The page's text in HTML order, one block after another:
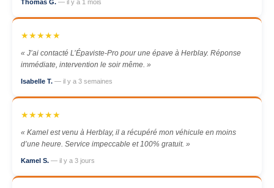
Thomas G. — il y a 1 mois
★★★★★
« J’ai contacté L’Épaviste-Pro pour une épave à Herblay. Réponse
immédiate, intervention le soir même. »
Isabelle T. — il y a 3 semaines
★★★★★
« Kamel est venu à Herblay, il a récupéré mon véhicule en moins
d’une heure. Service impeccable et 100% gratuit. »
Kamel S. — il y a 3 jours